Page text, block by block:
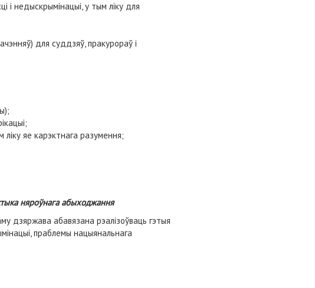
недыскрымінацыі, у тым ліку для
для суддзяў, пракурораў і
яе карэктнага разумення;
няроўнага абыходжання
дзяржава абавязана рэалізоўваць гэтыя
праблемы нацыянальнага